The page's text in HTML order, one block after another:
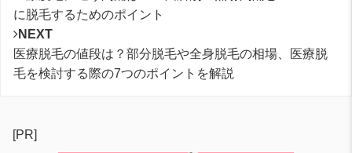
に脱毛するためのポイント
NEXT
医療脱毛の値段は？部分脱毛や全身脱毛の相場、医療脱
毛を検討する際の7つのポイントを解説
[PR]